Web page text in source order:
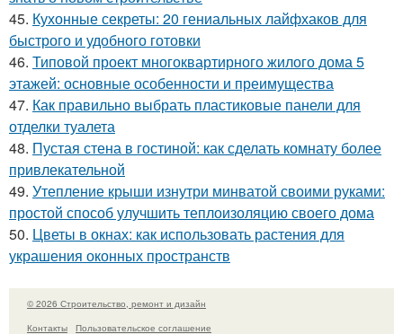
45. Кухонные секреты: 20 гениальных лайфхаков для
быстрого и удобного готовки
46. Типовой проект многоквартирного жилого дома 5
этажей: основные особенности и преимущества
47. Как правильно выбрать пластиковые панели для
отделки туалета
48. Пустая стена в гостиной: как сделать комнату более
привлекательной
49. Утепление крыши изнутри минватой своими руками:
простой способ улучшить теплоизоляцию своего дома
50. Цветы в окнах: как использовать растения для
украшения оконных пространств
© 2026 Строительство, ремонт и дизайн
Контакты
Пользовательское соглашение